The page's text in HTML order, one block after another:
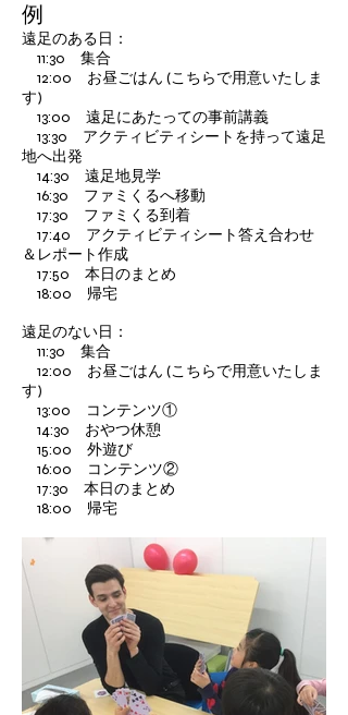
例
遠足のある日：
11:30 集合
12:00 お昼ごはん (こちらで用意いたしま
す)
13:00 遠足にあたっての事前講義
13:30 アクティビティシートを持って遠足
地へ出発
14:30 遠足地見学
16:30 ファミくるへ移動
17:30 ファミくる到着
17:40 アクティビティシート答え合わせ
＆レポート作成
17:50 本日のまとめ
18:00 帰宅
遠足のない日：
11:30 集合
12:00 お昼ごはん (こちらで用意いたしま
す)
13:00 コンテンツ①
14:30 おやつ休憩
15:00 外遊び
16:00 コンテンツ②
17:30 本日のまとめ
18:00 帰宅